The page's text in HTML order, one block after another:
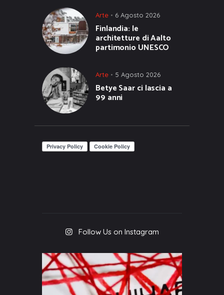
Arte 6 Agosto 2026
Finlandia: le
architetture di Aalto
partimonio UNESCO
Arte 5 Agosto 2026
Betye Saar ci lascia a
99 anni
Follow Us on Instagram